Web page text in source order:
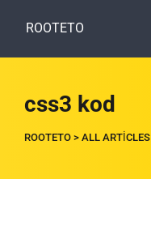
ROOTETO
css3 kod
ROOTETO > ALL ARTICLES